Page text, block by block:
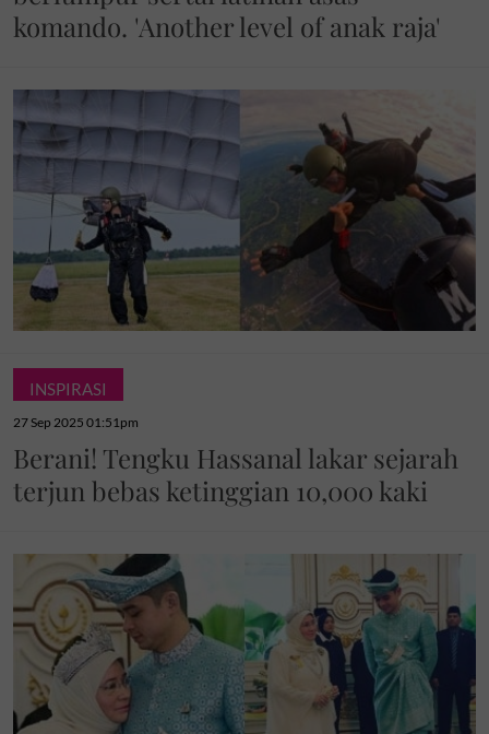
komando. 'Another level of anak raja'
INSPIRASI
27 Sep 2025 01:51pm
Berani! Tengku Hassanal lakar sejarah
terjun bebas ketinggian 10,000 kaki